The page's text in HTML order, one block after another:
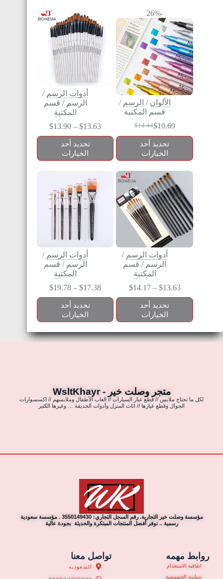
-26%
الألوان / الرسم /
قسم المكتبة
$14.44$10.69
تحديد أحد
الخيارات
أدوات الرسم /
الرسم / قسم
المكتبة
$13.63
–
$13.90
تحديد أحد
الخيارات
أدوات الرسم /
الرسم / قسم
المكتبة
$13.63
–
$14.17
تحديد أحد
الخيارات
أدوات الرسم /
الرسم / قسم
المكتبة
$17.38
–
$19.78
تحديد أحد
الخيارات
متجر وصلت خير - WsltKhayr
لكل ما تحتاج ملابس // قطع غيار السيارات // العاب الأطفال وملابسهم // اكسسوارات
الجوال وقطع غيارها // اثاث المنزل وأدوات الحديقة … وغيرها الكثير
مؤسسة وصلت خير التجارية. رقم السجل التجاري: 3550149430 . مؤسسة سعودية
رسمية .. توفر أفضل المنتجات المبتكرة والحديثة بجودة عالية
روابط مهمه
اتفاقية الاستخدام
سياسة الخصوصية
تواصل معنا
السعوديه